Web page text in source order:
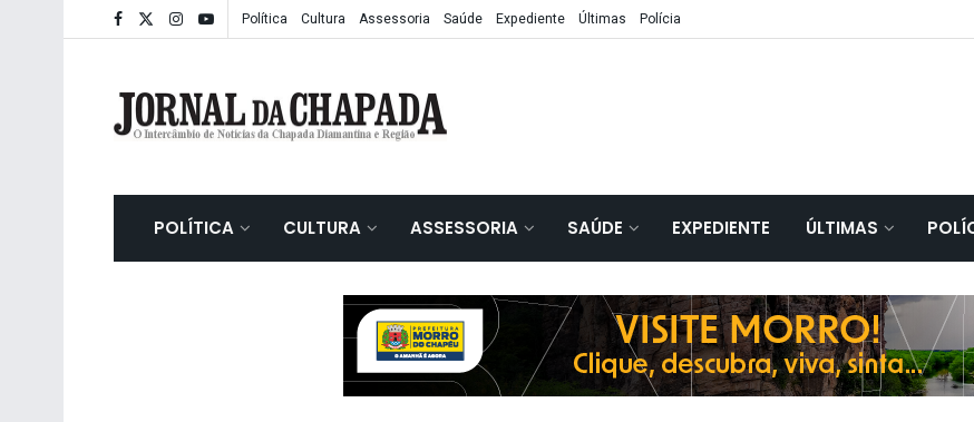
Política Cultura Assessoria Saúde Expediente Últimas Polícia
POLÍTICA CULTURA ASSESSORIA SAÚDE EXPEDIENTE ÚLTIMAS